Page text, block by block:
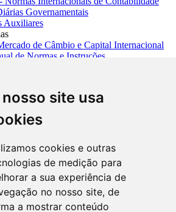
nosso site usa
cookies e outras
de medição para
a sua experiência de
no nosso site, de
a mostrar conteúdo
Governamentais
Auxiliares
de Câmbio e Capital Internacional
de Normas e Instruções
de Títulos e Valores Mobiliários
de Crédito Rural
de Organização do SFN
de Supervisão Bancária
de Documentos
- Classificação Nacional de
do BCB
do BCB e Cosif-e
Governamentais
República
Reguladoras